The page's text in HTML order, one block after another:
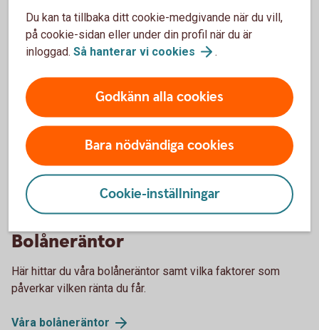
uppläggningsavgift eller aviseringskostnad,
förutsatt att du är Nyckelkund och aviseras
digitalt. För ej Nyckelkund tillkommer
aviavgift. Valutakursförändringar kan komma att
påverka beloppen som du ska betala om du till
Lånet förutsätter att säkerhet lämnas i form av
pant i bostad.
Bolåneräntor
Här hittar du våra bolåneräntor samt vilka faktorer som
påverkar vilken ränta du får.
Våra bolåneräntor
Du kan ta tillbaka ditt cookie-medgivande när du vill,
på cookie-sidan eller under din profil när du är
inloggad. Så hanterar vi cookies .
Godkänn alla cookies
Bara nödvändiga cookies
Cookie-inställningar